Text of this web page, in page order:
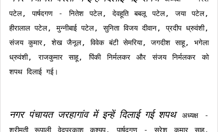
पटेल, पार्षदगण - नितेश पटेल, देवहूति बबलू पटेल, जया पटेल,
हीरालाल पटेल, मुन्नीबाई पटेल, सुनिता विजय दीवान, प्रदीप ध्रुवंशी,
संजय कुमार, शेख जैनूल, विवेक बंटी सेमरिया, जगदीश साहू, भगेला
ध्रुवंशी, राजकुमार साहू, पिंकी निर्मलकर और संजय निर्मलकर को
शपथ दिलाई गई।
नगर पंचायत जरहागांव में इन्हें दिलाई गई शपथअध्यक्ष -
श्रीमती रूपाली वेदप्रकाश कश्यप, पार्षदगण - सुरेश कुमार साहू,